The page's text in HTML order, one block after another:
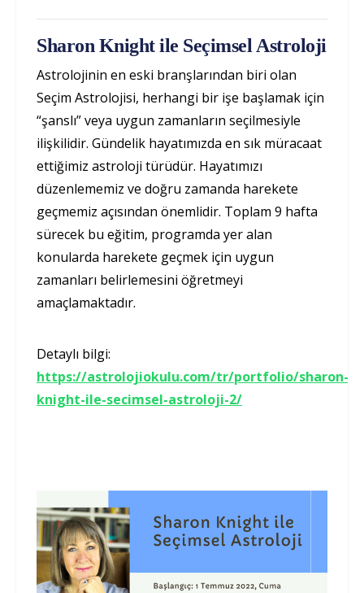
Sharon Knight ile Seçimsel Astroloji
Astrolojinin en eski branşlarından biri olan
Seçim Astrolojisi, herhangi bir işe başlamak için
“şanslı” veya uygun zamanların seçilmesiyle
ilişkilidir. Gündelik hayatımızda en sık müracaat
ettiğimiz astroloji türüdür. Hayatımızı
düzenlememiz ve doğru zamanda harekete
geçmemiz açısından önemlidir. Toplam 9 hafta
sürecek bu eğitim, programda yer alan
konularda harekete geçmek için uygun
zamanları belirlemesini öğretmeyi
amaçlamaktadır.
Detaylı bilgi:
https://astrolojiokulu.com/tr/portfolio/sharon-
knight-ile-secimsel-astroloji-2/